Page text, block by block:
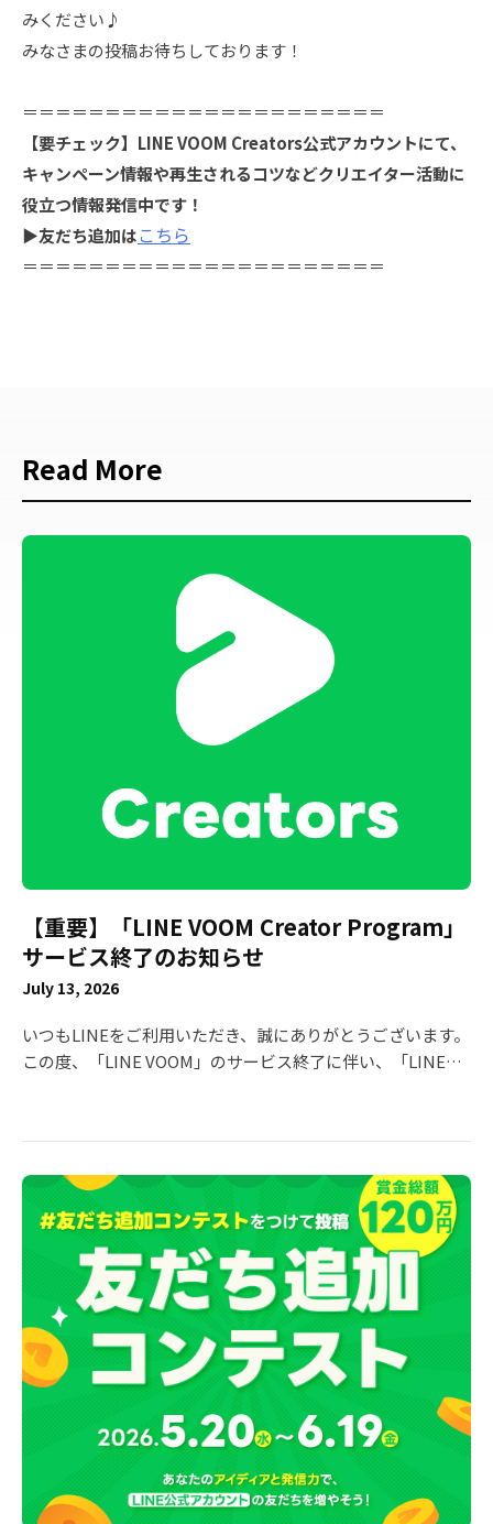
みください♪
みなさまの投稿お待ちしております！
＝＝＝＝＝＝＝＝＝＝＝＝＝＝＝＝＝＝＝＝＝＝
【要チェック】LINE VOOM Creators公式アカウントにて、
キャンペーン情報や再生されるコツなどクリエイター活動に
役立つ情報発信中です！
▶友だち追加はこちら
＝＝＝＝＝＝＝＝＝＝＝＝＝＝＝＝＝＝＝＝＝＝
Read More
【重要】「LINE VOOM Creator Program」
サービス終了のお知らせ
July 13, 2026
いつもLINEをご利用いただき、誠にありがとうございます。
この度、「LINE VOOM」のサービス終了に伴い、「LINE
これまで本プログラムをご活用いただき、多大なるご支援を
ールおよび収益金のお取り扱いにつきまして、下記の通りご
案内申し上げます。 ■ LINE VOOM サービス終了のお知らせ
サービス終了に関する全体告知は、VOOM studioのお知らせ
欄よりご確認ください。 ・タイトル：「LINE VOOM」サー
ビス終了のお知らせ https://voom-studio.line.biz/ ■ LINE
VOOM Creator Program 終了スケジュール 収益化申請の受
付終了： 2026年7月22日（水） ・ パートナー所属から個人
への収益化切り替えに関しましても、同日をもって受付終了
となります。 ・ クリエイター様の登録情報不備等により審
査が進められない場合、収益化申請の終了期日までに不備等
の解消が確認できない際には登録ができかねます。 あらかじ
めご了承くださいますようお願い申し上げます。 新規投稿停
止日： 2026年9月28日（月） ・VOOM studioからの新規投